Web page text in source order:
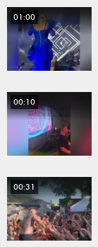
01:00
00:10
00:31